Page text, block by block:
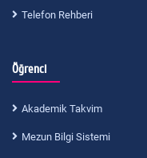
Telefon Rehberi
Öğrenci
Akademik Takvim
Mezun Bilgi Sistemi